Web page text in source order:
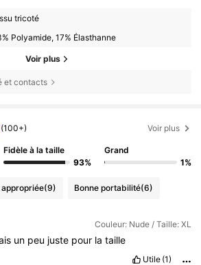
tricoté
Polyamide, 17% Élasthanne
Voir plus
et contacts
(100+) Voir plus
Fidèle à la taille
93%
Grand
1%
appropriée(9) Bonne portabilité(6)
Couleur: Nude / Taille: XL
un peu juste pour la taille
Utile (1)